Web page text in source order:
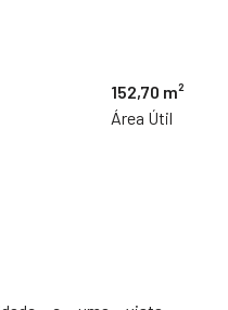
152,70 m²
Área Útil